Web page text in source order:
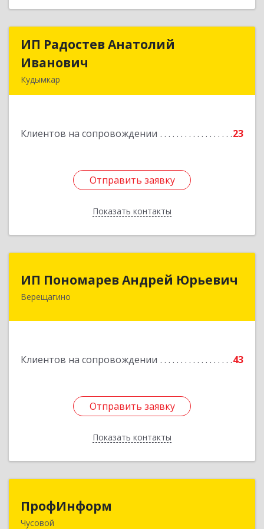
ИП Радостев Анатолий
Иванович
Кудымкар
Клиентов на сопровождении 23
Отправить заявку
Показать контакты
ИП Радостев Анатолий
Подробнее
Отправить заявку
Назад
ИП Пономарев Андрей Юрьевич
Верещагино
Клиентов на сопровождении 43
Отправить заявку
Показать контакты
ИП Пономарев Андрей Юрьевич
617120, Пермский край, Верещагинский р-н,
Отправить заявку
Назад
ПрофИнформ
Чусовой
618204, Пермский край, г.о. Чусовской, Чусовой